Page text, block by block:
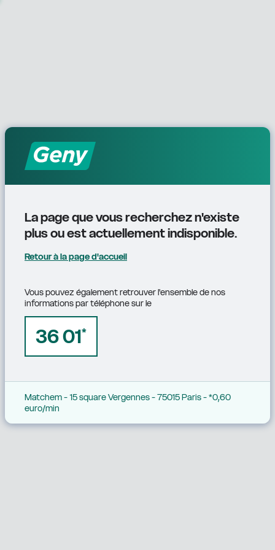
La page que vous recherchez n'existe
plus ou est actuellement indisponible.
Retour à la page d'accueil
Vous pouvez également retrouver l'ensemble de nos
informations par téléphone sur le
36 01*
Matchem - 15 square Vergennes - 75015 Paris - *0,60
euro/min